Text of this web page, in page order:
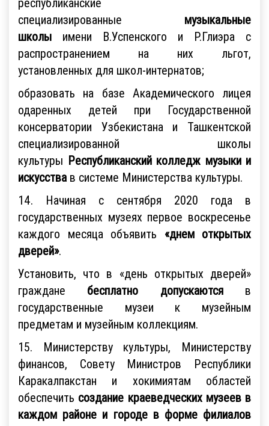
специализированные музыкальные
школы имени В.Успенского и Р.Глиэра с
распространением на них льгот,
установленных для школ-интернатов;
образовать на базе Академического лицея
одаренных детей при Государственной
консерватории Узбекистана и Ташкентской
специализированной школы
культуры Республиканский колледж музыки и
искусства в системе Министерства культуры.
14. Начиная с сентября 2020 года в
государственных музеях первое воскресенье
каждого месяца объявить «днем открытых
дверей».
Установить, что в «день открытых дверей»
граждане бесплатно допускаются в
государственные музеи к музейным
предметам и музейным коллекциям.
15. Министерству культуры, Министерству
финансов, Совету Министров Республики
Каракалпакстан и хокимиятам областей
обеспечить создание краеведческих музеев в
каждом районе и городе в форме филиалов